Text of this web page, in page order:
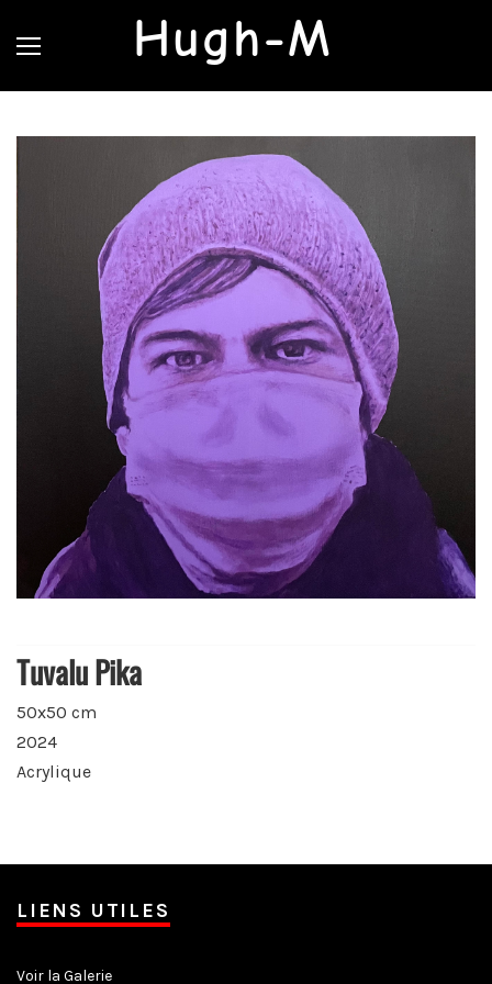
Hugh-M
Tuvalu Pika
50x50 cm
2024
Acrylique
LIENS UTILES
Voir la Galerie